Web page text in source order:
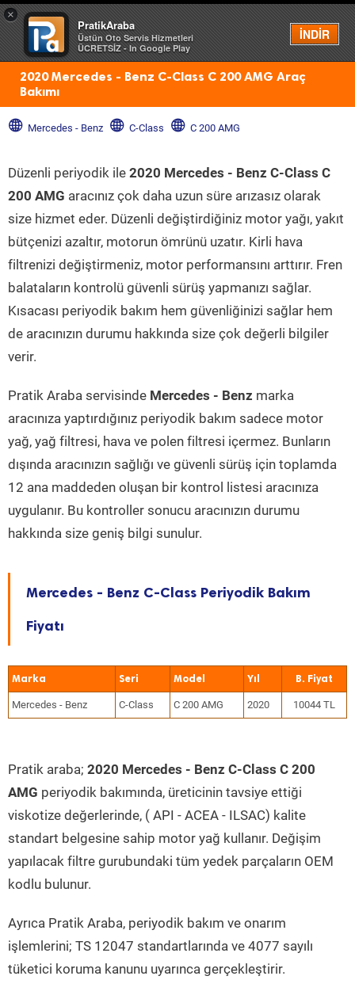
×
PratikAraba
Üstün Oto Servis Hizmetleri
ÜCRETSİZ - In Google Play
İNDİR
Menü
2020 Mercedes - Benz C-Class C 200 AMG Araç
Bakımı
Mercedes - Benz C-Class C 200 AMG
Düzenli periyodik ile 2020 Mercedes - Benz C-Class C
200 AMG aracınız çok daha uzun süre arızasız olarak
size hizmet eder. Düzenli değiştirdiğiniz motor yağı, yakıt
bütçenizi azaltır, motorun ömrünü uzatır. Kirli hava
filtrenizi değiştirmeniz, motor performansını arttırır. Fren
balataların kontrolü güvenli sürüş yapmanızı sağlar.
Kısacası periyodik bakım hem güvenliğinizi sağlar hem
de aracınızın durumu hakkında size çok değerli bilgiler
verir.
Pratik Araba servisinde Mercedes - Benz marka
aracınıza yaptırdığınız periyodik bakım sadece motor
yağ, yağ filtresi, hava ve polen filtresi içermez. Bunların
dışında aracınızın sağlığı ve güvenli sürüş için toplamda
12 ana maddeden oluşan bir kontrol listesi aracınıza
uygulanır. Bu kontroller sonucu aracınızın durumu
hakkında size geniş bilgi sunulur.
Mercedes - Benz C-Class Periyodik Bakım
Fiyatı
Marka Seri Model Yıl
Mercedes - Benz C-Class C 200 AMG 2020 10044 TL
Pratik araba; 2020 Mercedes - Benz C-Class C 200
AMG periyodik bakımında, üreticinin tavsiye ettiği
viskotize değerlerinde, ( API - ACEA - ILSAC) kalite
standart belgesine sahip motor yağ kullanır. Değişim
yapılacak filtre gurubundaki tüm yedek parçaların OEM
kodlu bulunur.
Ayrıca Pratik Araba, periyodik bakım ve onarım
işlemlerini; TS 12047 standartlarında ve 4077 sayılı
tüketici koruma kanunu uyarınca gerçekleştirir.